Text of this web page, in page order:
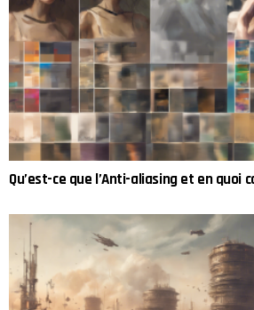
Qu’est-ce que l’Anti-aliasing et en quoi